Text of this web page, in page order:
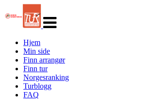
navigasjon
Hjem
Min side
Finn arrangør
Finn tur
Norgesranking
Turblogg
FAQ